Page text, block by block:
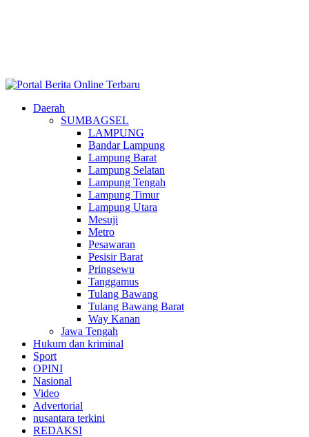
Daerah
SUMBAGSEL
LAMPUNG
Bandar Lampung
Lampung Barat
Lampung Selatan
Lampung Tengah
Lampung Timur
Lampung Utara
Mesuji
Metro
Pesawaran
Pesisir Barat
Pringsewu
Tanggamus
Tulang Bawang
Tulang Bawang Barat
Way Kanan
Jawa Tengah
Hukum dan kriminal
Sport
OPINI
Nasional
Video
Advertorial
nusantara terkini
REDAKSI